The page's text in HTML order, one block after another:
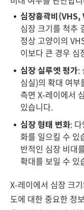
심장흉곽비
심장 크기를 척추
정상 고양이의
이보다 큰 경우 심
심장 실루엣 평가:
심실)의 확대 여
측면 X-레이에서
있습니다.
심장 형태 변화:
화를 일으킬 수 있
반적인 심장 비대
확대를 보일 수 있
X-레이에서 심장 크
도에 대한 중요한 정